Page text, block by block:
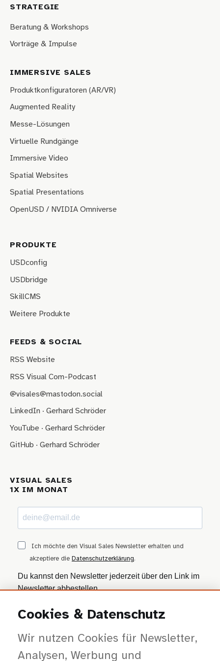
STRATEGIE
Beratung & Workshops
Vorträge & Impulse
IMMERSIVE SALES
Produktkonfiguratoren (AR/VR)
Augmented Reality
Messe-Lösungen
Virtuelle Rundgänge
Immersive Video
Spatial Websites
Spatial Presentations
OpenUSD / NVIDIA Omniverse
PRODUKTE
USDconfig
USDbridge
SkillCMS
Weitere Produkte
FEEDS & SOCIAL
RSS Website
RSS Visual Com-Podcast
@visales@mastodon.social
LinkedIn · Gerhard Schröder
YouTube · Gerhard Schröder
GitHub · Gerhard Schröder
VISUAL SALES
1X IM MONAT
Ich möchte den Visual Sales Newsletter erhalten und
akzeptiere die Datenschutzerklärung.
Du kannst den Newsletter jederzeit über den Link im
Newsletter abbestellen.
ANMELDEN
Wir nutzen Brevo als Marketing-Plattform. Mit dem Absenden stimmst du zu, dass
deine Daten zur Bearbeitung an Brevo übertragen werden — gemäß der
Datenschutzerklärung von Brevo.
Cookies & Datenschutz
Wir nutzen Cookies für Newsletter,
Analysen, Werbung und